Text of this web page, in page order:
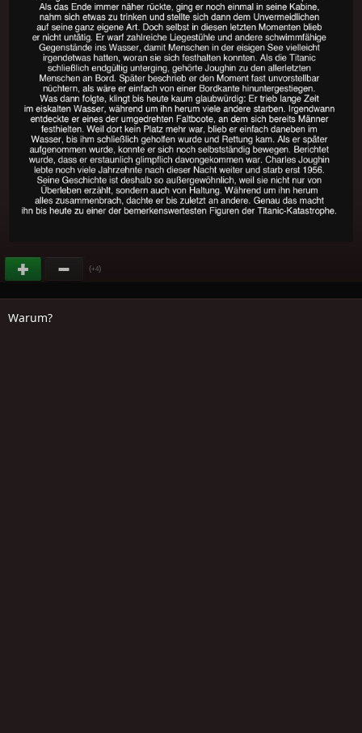
(+4)
Warum?